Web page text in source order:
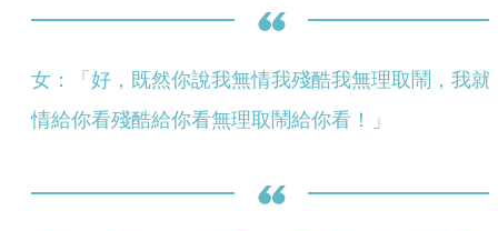
女：「好，既然你說我無情我殘酷我無理取鬧，我就
情給你看殘酷給你看無理取鬧給你看！」